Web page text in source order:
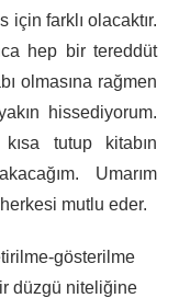
için farklı olacaktır.
hep bir tereddüt
olmasına rağmen
hissediyorum.
kısa tutup kitabın
Umarım
mutlu eder.
gösterilme
düzgü niteliğine